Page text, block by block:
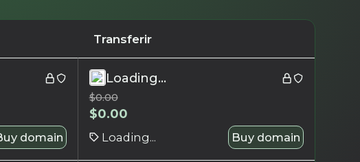
Transferir
domain
Loading...
$0.00
$0.00
Loading... Buy domain